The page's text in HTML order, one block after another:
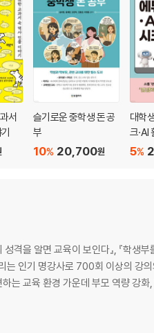
서
슬기로운 중학생 돈 공
부
20,700원
10%
대학
크·AI
5%
격을 알면 교육이 보인다』, 『학생
인기 명강사로 700회 이상의 강
는 교육 환경 가운데 부모 역량 강